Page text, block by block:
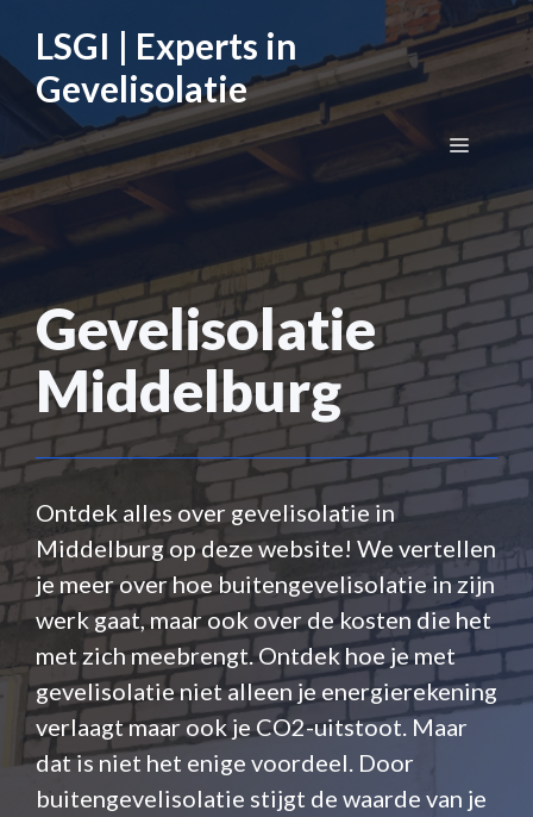
de
inhoud
LSGI | Experts in
Gevelisolatie
Menu
Gevelisolatie
Middelburg
Ontdek alles over gevelisolatie in
Middelburg op deze website! We vertellen
je meer over hoe buitengevelisolatie in zijn
werk gaat, maar ook over de kosten die het
met zich meebrengt. Ontdek hoe je met
gevelisolatie niet alleen je energierekening
verlaagt maar ook je CO2-uitstoot. Maar
dat is niet het enige voordeel. Door
buitengevelisolatie stijgt de waarde van je